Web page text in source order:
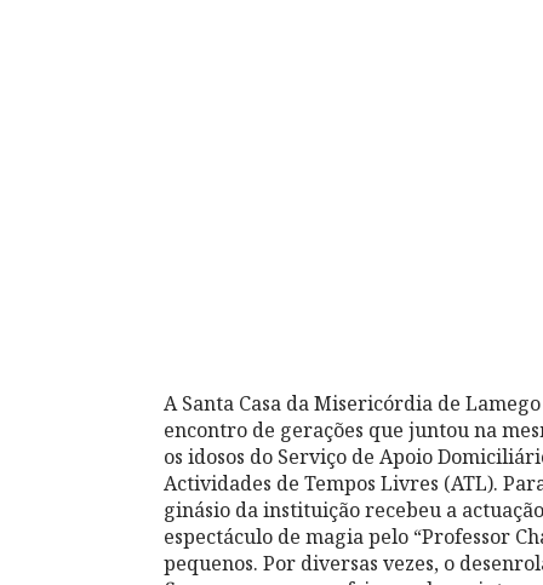
A Santa Casa da Misericórdia de
encontro de gerações que juntou na
os idosos do Serviço de Apoio
Actividades de Tempos Livres (ATL).
ginásio da instituição recebeu a
espectáculo de magia pelo “Professor
pequenos. Por diversas vezes, o